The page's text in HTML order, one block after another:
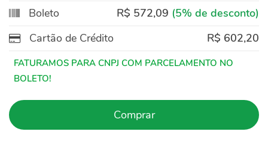
Boleto
R$ 572,09 (5% de desconto)
Cartão de Crédito
R$ 602,20
Comprar